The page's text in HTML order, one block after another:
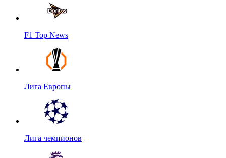
F1 Top News
Лига Европы
Лига чемпионов